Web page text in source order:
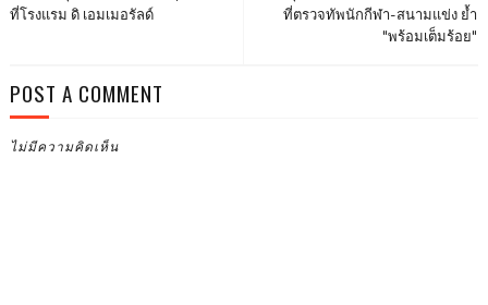
ที่ตรวจทัพนักกีฬา-สนามแข่ง ย้ำ
"พร้อมเต็มร้อย"
ที่โรงแรม ดิ เอมเมอรัลด์
POST A COMMENT
ไม่มีความคิดเห็น